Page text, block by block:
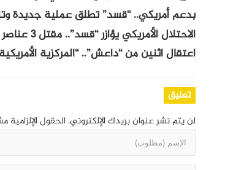
بدعم أمريكي.. “قسد” تطلق عملية جديدة
الاحتلال الأمريكي يؤازر “قسد”.. مقتل 3 عناصر من الأخيرة بريف دير الزور
اعتقال اثنين من “داعش”.. “المركزية
تعليق
لن يتم نشر عنوان بريدك الإلكتروني. الحقول الإلزامية